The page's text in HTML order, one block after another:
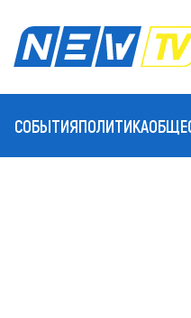
СОБЫТИЯПОЛИТИКА